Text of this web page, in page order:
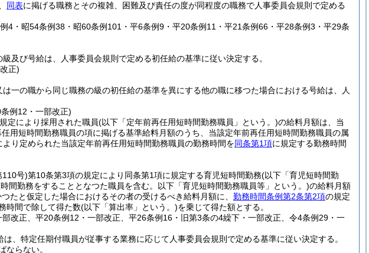
同表に掲げる職務とその複雑、困難及び責任の度が同程度の職務で人事委員会規則で定める
4・昭54条例38・昭60条例101・平6条例9・平20条例11・平21条例66・平28条例3・平29条
及び号給は、人事委員会規則で定める初任給の基準に従い決定する。
正)
一の職から同じ職務の級の初任給の基準を異にする他の職に移つた場合における号給は、人
例12・一部改正)
定により採用された職員(以下「定年前再任用短時間勤務職員」という。)の給料月額は、当
用短時間勤務職員の項に掲げる基準給料月額のうち、当該定年前再任用短時間勤務職員の属
より定められた当該定年前再任用短時間勤務職員の勤務時間を同条第1項に規定する勤務時間
110号)第10条第3項の規定により同条第1項に規定する育児短時間勤務(以下「育児短時間勤
間勤務をすることとなつた職員を含む。以下「育児短時間勤務職員等」という。)の給料月額
たと仮定した場合におけるその者の受けるべき給料月額に、 勤務時間条例第2条第2項の規定
時間で除して得た数(以下「算出率」という。)を乗じて得た額とする。
改正、平20条例12・一部改正、平26条例16・旧第3条の4繰下・一部改正、令4条例29・一
、特定任期付職員が従事する業務に応じて人事委員会規則で定める基準に従い決定する。
ならない。